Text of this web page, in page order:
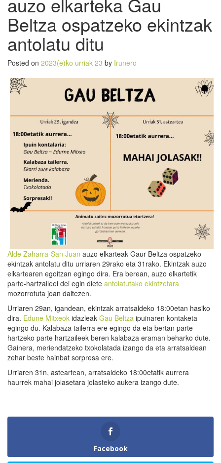
Beltza ospatzeko ekintzak
antolatu ditu
Posted on 2023(e)ko urriak 23 by Irunero
Alde Zaharra-San Juan auzo elkarteak Gaur Beltza ospatzeko
ekintzak antolatu ditu urriaren 29rako eta 31rako. Ekintzak auzo
elkartearen egoitzan egingo dira. Era berean, auzo elkartetik
parte-hartzaileei dei egin diete antolatutako ekintzetara
mozorrotuta joan daitezen.
Urriaren 29an, igandean, ekintzak arratsaldeko 18:00etan hasiko
dira. Edune Mitxeok idazleak Gau Beltza ipuinaren kontaketa
egingo du. Kalabaza tailerra ere egingo da eta bertan parte-
hartzeko parte hartzaileek beren kalabaza eraman beharko dute.
Gainera, meriendatzeko txokolatada izango da eta arratsaldean
zehar beste hainbat sorpresa ere.
Urriaren 31n, asteartean, arratsaldeko 18:00etatik aurrera
haurrek mahai jolasetara jolasteko aukera izango dute.
Facebook